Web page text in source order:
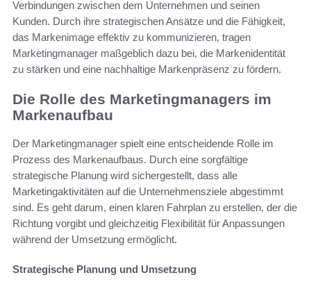
Verbindungen zwischen dem Unternehmen und seinen
Kunden. Durch ihre strategischen Ansätze und die Fähigkeit,
das Markenimage effektiv zu kommunizieren, tragen
Marketingmanager maßgeblich dazu bei, die Markenidentität
zu stärken und eine nachhaltige Markenpräsenz zu fördern.
Die Rolle des Marketingmanagers im
Markenaufbau
Der Marketingmanager spielt eine entscheidende Rolle im
Prozess des Markenaufbaus. Durch eine sorgfältige
strategische Planung wird sichergestellt, dass alle
Marketingaktivitäten auf die Unternehmensziele abgestimmt
sind. Es geht darum, einen klaren Fahrplan zu erstellen, der die
Richtung vorgibt und gleichzeitig Flexibilität für Anpassungen
während der Umsetzung ermöglicht.
Strategische Planung und Umsetzung